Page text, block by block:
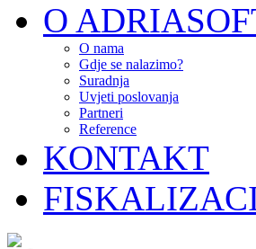
O
O nama
Gdje se nalazimo?
Suradnja
Uvjeti poslovanja
Partneri
Reference
KONTAKT